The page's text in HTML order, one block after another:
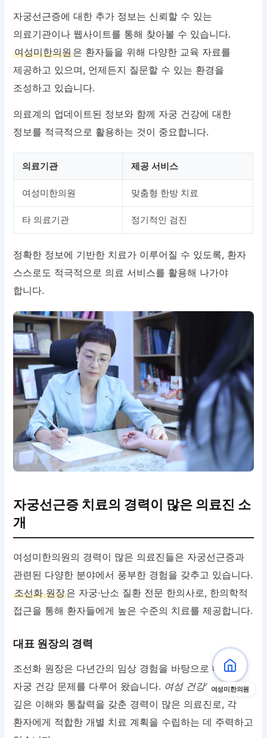
자궁선근증에 대한 추가 정보는 신뢰할 수 있는
의료기관이나 웹사이트를 통해 찾아볼 수 있습니다.
여성미한의원은 환자들을 위해 다양한 교육 자료를
제공하고 있으며, 언제든지 질문할 수 있는 환경을
조성하고 있습니다.
의료계의 업데이트된 정보와 함께 자궁 건강에 대한
정보를 적극적으로 활용하는 것이 중요합니다.
의료기관 제공 서비스
여성미한의원 맞춤형 한방 치료
타 의료기관 정기적인 검진
정확한 정보에 기반한 치료가 이루어질 수 있도록, 환자
스스로도 적극적으로 의료 서비스를 활용해 나가야
합니다.
자궁선근증 치료의 경력이 많은 의료진 소
개
여성미한의원의 경력이 많은 의료진들은 자궁선근증과
관련된 다양한 분야에서 풍부한 경험을 갖추고 있습니다.
조선화 원장은 자궁·난소 질환 전문 한의사로, 한의학적
접근을 통해 환자들에게 높은 수준의 치료를 제공합니다.
대표 원장의 경력
조선화 원장은 다년간의 임상 경험을 바탕으로 다양한
자궁 건강 문제를 다루어 왔습니다. 여성 건강에 대한
깊은 이해와 통찰력을 갖춘 경력이 많은 의료진로, 각
환자에게 적합한 개별 치료 계획을 수립하는 데 주력하고
여성미한의원